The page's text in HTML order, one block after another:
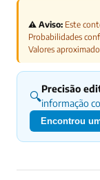
⚠️ Aviso: Este
Probabilidades
Valores
🔍Precisão
informação
Encontrou